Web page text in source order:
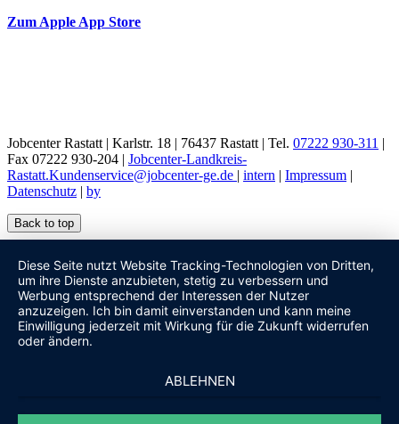
Zum Apple App Store
Jobcenter Rastatt | Karlstr. 18 | 76437 Rastatt | Tel. 07222 930-311 |
Fax 07222 930-204 | Jobcenter-Landkreis-
Rastatt.Kundenservice@jobcenter-ge.de | intern | Impressum |
Datenschutz | by
Back to top
Diese Seite nutzt Website Tracking-Technologien von Dritten,
um ihre Dienste anzubieten, stetig zu verbessern und
Werbung entsprechend der Interessen der Nutzer
anzuzeigen. Ich bin damit einverstanden und kann meine
Einwilligung jederzeit mit Wirkung für die Zukunft widerrufen
oder ändern.
ABLEHNEN